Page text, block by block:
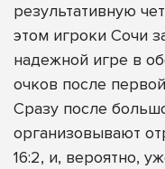
результативную
этом игроки Сочи
надежной игре в
очков после
Сразу после
организовывают
16:2, и, вероятно,